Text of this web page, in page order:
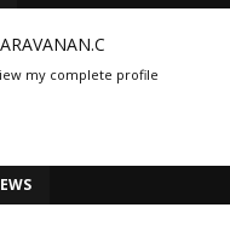
my complete profile